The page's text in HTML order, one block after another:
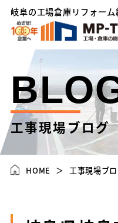
岐阜の工場倉庫リフォーム
工事現場ブログ
HOME 工事現場ブ